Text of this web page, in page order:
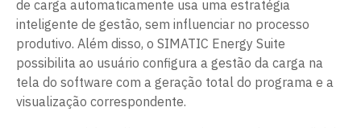
de carga automaticamente usa uma estratégia
inteligente de gestão, sem influenciar no processo
produtivo. Além disso, o SIMATIC Energy Suite
possibilita ao usuário configura a gestão da carga na
tela do software com a geração total do programa e a
visualização correspondente.